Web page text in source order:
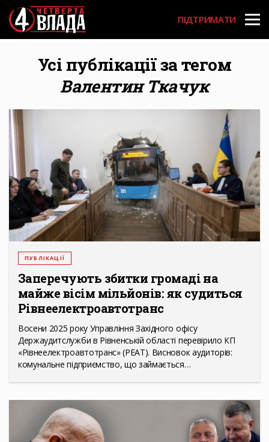
Перейти
до
основного
вмісту
User
account
menu
ПІДТРИМАТИ
Усі публікації за тегом
Валентин Ткачук
ПУБЛІКАЦІЇ
Заперечують збитки громаді на
майже вісім мільйонів: як судиться
Рівнеелектроавтотранс
Восени 2025 року Управління Західного офісу
Держаудитслужби в Рівненській області перевірило КП
«Рівнеелектроавтотранс» (РЕАТ). Висновок аудиторів:
комунальне підприємство, що займається…